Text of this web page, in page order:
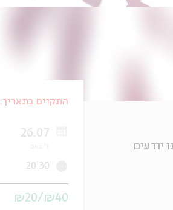
יודעים
התקיים בתאריך:
26.07
20:30
₪40/₪20